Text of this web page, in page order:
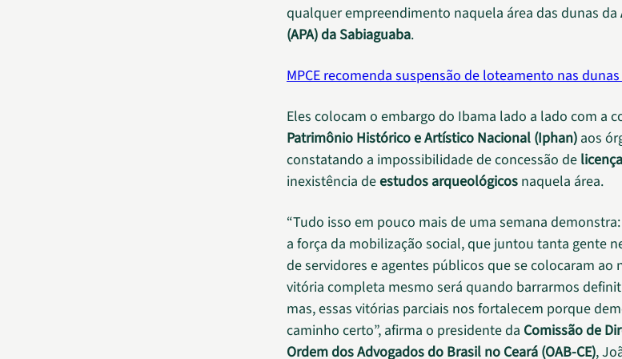
qualquer empreendimento naquela área das dunas da
(APA) da Sabiaguaba.
MPCE recomenda suspensão de loteamento nas
Eles colocam o embargo do Ibama lado a lado com a
Patrimônio Histórico e Artístico Nacional (Iphan) aos
constatando a impossibilidade de concessão de
inexistência deestudos arqueológicos naquela área.
“Tudo isso em pouco mais de uma semana
a força da mobilização social, que juntou tanta gente
de servidores e agentes públicos que se colocaram ao
vitória completa mesmo será quando barrarmos
mas, essas vitórias parciais nos fortalecem porque
caminho certo”, afirma o presidente da Comissão de
Ordem dos Advogados do Brasil no Ceará (OAB-CE),